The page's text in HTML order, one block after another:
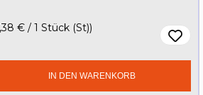
€ / 1 Stück (St))
Gib den
IN DEN WARENKORB